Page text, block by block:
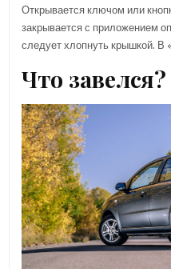
Открывается ключом или
закрывается с приложением
следует хлопнуть крышкой. В
Что завелся?